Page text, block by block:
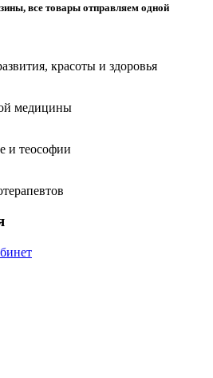
все товары отправляем одной
красоты и здоровья
медицины
и теософии